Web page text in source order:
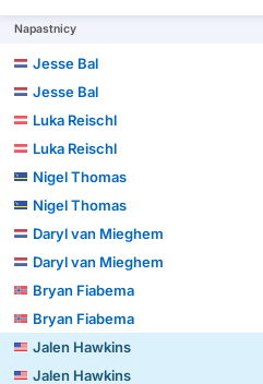
Napastnicy
Jesse Bal
Jesse Bal
Luka Reischl
Luka Reischl
Nigel Thomas
Nigel Thomas
Daryl van Mieghem
Daryl van Mieghem
Bryan Fiabema
Bryan Fiabema
Jalen Hawkins
Jalen Hawkins